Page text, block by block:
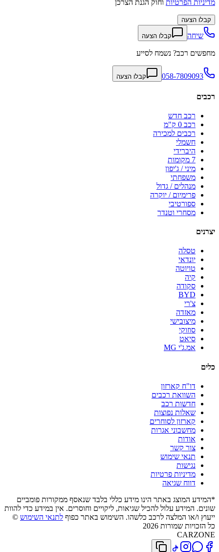
מדיניות הפרטיות וחוק הגנת הצרכן
קבלו הצעה
שיחה קבלו הצעה
מחפשים רכב? נשמח לסייע
058-7809093 קבלו הצעה
רכבים
רכב חדש
רכב 0 ק"מ
רכבים למכירה
חשמלי
היברידי
7 מקומות
מיני / ג'יפון
משפחתי
מנהלים / גדול
פרימיום / יוקרה
ספורטיבי
מסחרי וטנדר
יצרנים
טסלה
יונדאי
טויוטה
קיה
סקודה
BYD
צ'רי
מאזדה
מיצובישי
סוזוקי
סיאט
אמ.ג'י MG
כלים
דו"ח קארזון
השוואת רכבים
חדשות רכב
שאלות נפוצות
קארזון לסוחרים
מחשבוני אגרות
אודות
צור קשר
תנאי שימוש
נגישות
מדיניות פרטיות
דווח שגיאה
*המידע המוצג באתר הינו מידע כללי בלבד שנאסף ממקורות פומביים
שונים. המידע עלול להכיל שגיאות, ליקויים וחוסרים. אין במידע כדי להוות
ייעוץ ו/או המלצה לרכב כלשהו. השימוש באתר כפוף לתנאי השימוש ©
כל הזכויות שמורות 2026
CARZONE